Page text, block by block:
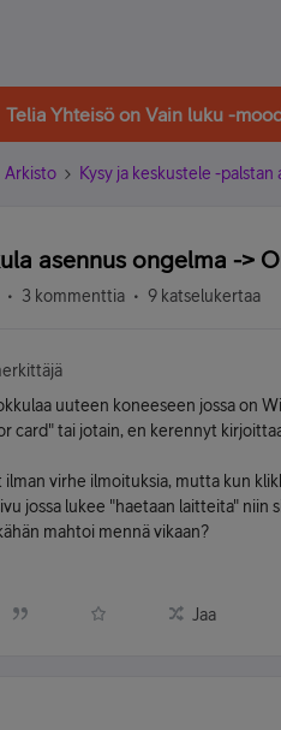
Telia Yhteisö on Vain luku -
Arkisto Kysy ja keskustele -palstan
asennus ongelma ->
3 kommenttia 9 katselukertaa
uuteen koneeseen jossa on
card" tai jotain, en kerennyt
ilman virhe ilmoituksia, mutta kun
jossa lukee "haetaan laitteita" niin
mahtoi mennä vikaan?
Jaa